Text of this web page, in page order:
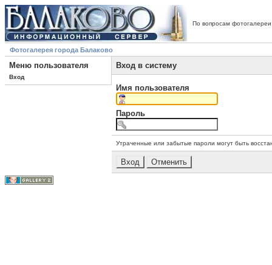
По вопросам
Фотогалерея города Балаково
Меню пользователя
Вход
Вход в систему
Имя пользователя
Пароль
Утраченные или забытые пароли могут быть